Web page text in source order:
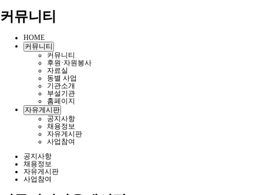
커뮤니티
HOME
커뮤니티
커뮤니티
후원·자원봉사
자료실
동별 사업
기관소개
부설기관
홈페이지
자유게시판
공지사항
채용정보
자유게시판
사업참여
공지사항
채용정보
자유게시판
사업참여